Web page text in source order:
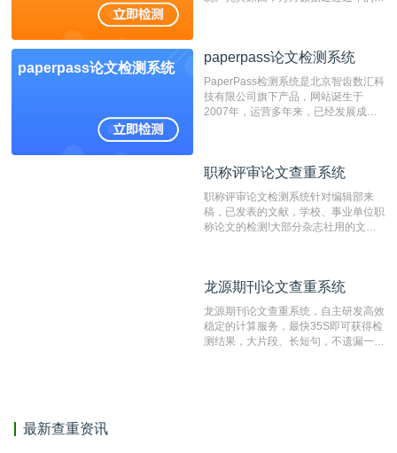
非。其次，相对于知网而言，万方检测
重的推荐系统。
paperpass论文检测系统
paperpass论文检测系统
PaperPass检测系统是北京智齿数汇科
技有限公司旗下产品，网站诞生于
2007年，运营多年来，已经发展成为
检测速度快、精度高，市场反映良好。
职称评审论文查重系统
职称评审论文检测系统针对编辑部来
稿，已发表的文献，学校、事业单位职
称论文的检测!大部分杂志社用的文献
编辑部检测来稿和已发表的文献,检测
测时注意填写第一作者,才能排除已发
表文献复制比。（限制字符数1万）
龙源期刊论文查重系统
龙源期刊论文查重系统，自主研发高效
稳定的计算服务，最快35S即可获得检
测结果，大片段、长短句，不遗漏一处
最新查重资讯